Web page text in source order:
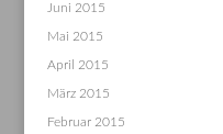
Juni 2015
Mai 2015
April 2015
März 2015
Februar 2015